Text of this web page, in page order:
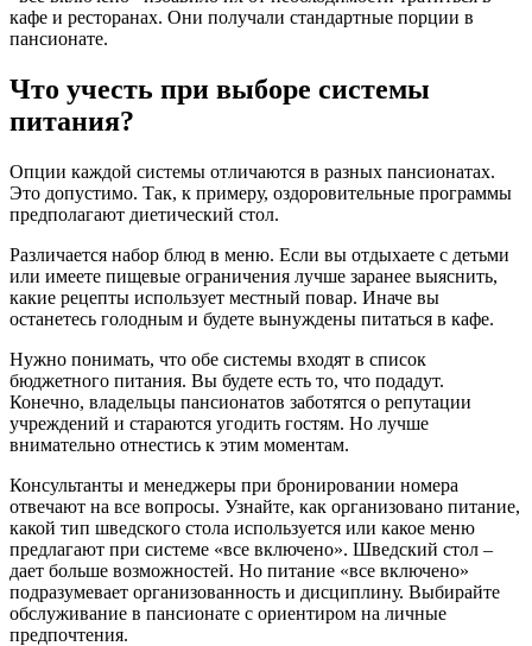
кафе и ресторанах. Они получали стандартные порции в
пансионате.
Что учесть при выборе системы
питания?
Опции каждой системы отличаются в разных пансионатах.
Это допустимо. Так, к примеру, оздоровительные программы
предполагают диетический стол.
Различается набор блюд в меню. Если вы отдыхаете с детьми
или имеете пищевые ограничения лучше заранее выяснить,
какие рецепты использует местный повар. Иначе вы
останетесь голодным и будете вынуждены питаться в кафе.
Нужно понимать, что обе системы входят в список
бюджетного питания. Вы будете есть то, что подадут.
Конечно, владельцы пансионатов заботятся о репутации
учреждений и стараются угодить гостям. Но лучше
внимательно отнестись к этим моментам.
Консультанты и менеджеры при бронировании номера
отвечают на все вопросы. Узнайте, как организовано питание,
какой тип шведского стола используется или какое меню
предлагают при системе «все включено». Шведский стол –
дает больше возможностей. Но питание «все включено»
подразумевает организованность и дисциплину. Выбирайте
обслуживание в пансионате с ориентиром на личные
предпочтения.